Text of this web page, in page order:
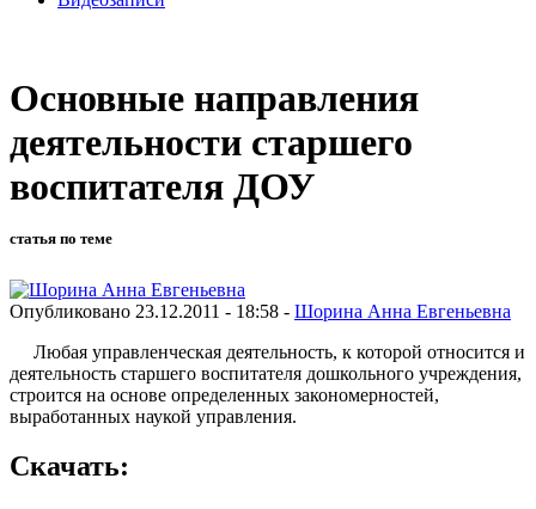
Основные направления
деятельности старшего
воспитателя ДОУ
статья по теме
Опубликовано 23.12.2011 - 18:58 - Шорина Анна Евгеньевна
Любая управленческая деятельность, к которой относится и
деятельность старшего воспитателя дошкольного учреждения,
строится на основе определенных закономерностей,
выработанных наукой управления.
Скачать: